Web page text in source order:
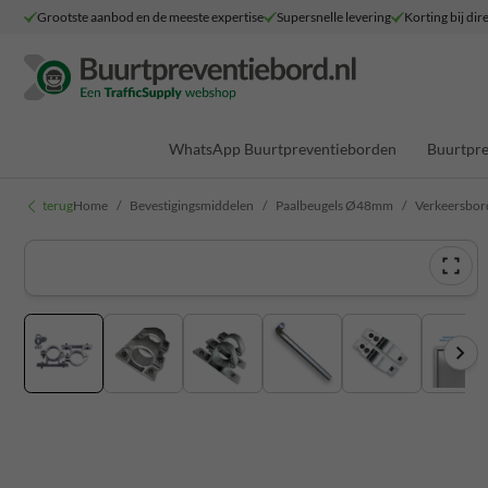
Grootste aanbod en de meeste expertise Supersnelle levering Korting bij
WhatsApp Buurtpreventieborden
terugHome Bevestigingsmiddelen Paalbeugels Ø48mm